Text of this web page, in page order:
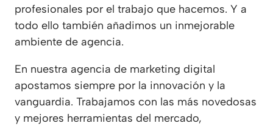
profesionales por el trabajo que hacemos. Y a
todo ello también añadimos un inmejorable
ambiente de agencia.
En nuestra agencia de marketing digital
apostamos siempre por la innovación y la
vanguardia. Trabajamos con las más novedosas
y mejores herramientas del mercado,